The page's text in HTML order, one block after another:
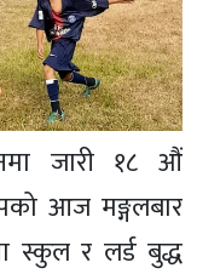
जारी १८ औं
आज मङ्गलबार
स्कुल र लर्ड बुद्ध